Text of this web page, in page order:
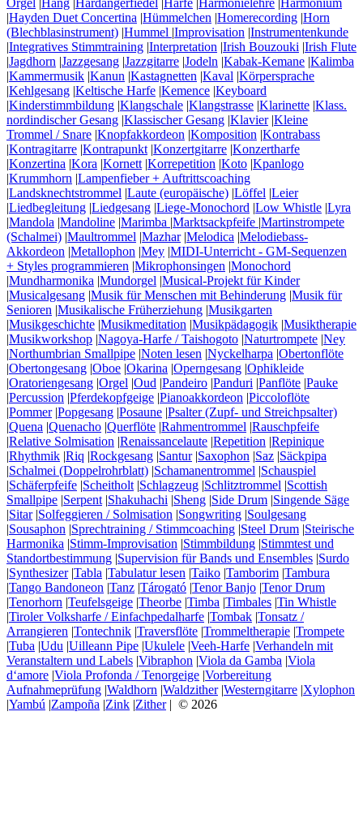
Orgel |Hang |Hardangerfiedel |Harfe |Harmonielehre |Harmonium
|Hayden Duet Concertina |Hümmelchen |Homerecording |Horn
(Blechblasinstrument) |Hummel |Improvisation |Instrumentenkunde
|Integratives Stimmtraining |Interpretation |Irish Bouzouki |Irish Flute
|Jagdhorn |Jazzgesang |Jazzgitarre |Jodeln |Kabak-Kemane |Kalimba
|Kammermusik |Kanun |Kastagnetten |Kaval |Körpersprache
|Kehlgesang |Keltische Harfe |Kemence |Keyboard
|Kinderstimmbildung |Klangschale |Klangstrasse |Klarinette |Klass.
nordindischer Gesang |Klassischer Gesang |Klavier|Kleine
Trommel / Snare |Knopfakkordeon |Komposition |Kontrabass
|Kontragitarre |Kontrapunkt|Konzertgitarre |Konzertharfe
|Konzertina |Kora |Kornett|Korrepetition |Koto |Kpanlogo
|Krummhorn |Lampenfieber + Auftrittscoaching
|Landsknechtstrommel |Laute (europäische) |Löffel |Leier
|Liedbegleitung |Liedgesang |Liege-Monochord |Low Whistle |Lyra
|Mandola |Mandoline |Marimba |Marktsackpfeife |Martinstrompete
(Schalmei) |Maultrommel |Mazhar|Melodica |Melodiebass-
Akkordeon |Metallophon |Mey |MIDI-Unterricht - GM-Sequenzen
+ Styles programmieren |Mikrophonsingen |Monochord
|Mundharmonika |Mundorgel |Musical-Projekt für Kinder
|Musicalgesang |Musik für Menschen mit Behinderung |Musik für
Senioren |Musikalische Früherziehung |Musikgarten
|Musikgeschichte |Musikmeditation |Musikpädagogik |Musiktherapie
|Musikworkshop |Nagoya-Harfe / Taishogoto |Naturtrompete |Ney
|Northumbrian Smallpipe |Noten lesen |Nyckelharpa |Obertonflöte
|Obertongesang |Oboe |Okarina |Operngesang |Ophikleide
|Oratoriengesang |Orgel |Oud |Pandeiro |Panduri |Panflöte |Pauke
|Percussion |Pferdekopfgeige |Pianoakkordeon |Piccoloflöte
|Pommer|Popgesang |Posaune |Psalter (Zupf- und Streichpsalter)
|Quena |Quenacho |Querflöte |Rahmentrommel |Rauschpfeife
|Relative Solmisation |Renaissancelaute |Repetition |Repinique
|Rhythmik |Riq |Rockgesang |Santur|Saxophon |Saz |Säckpipa
|Schalmei (Doppelrohrblatt) |Schamanentrommel |Schauspiel
|Schäferpfeife |Scheitholt|Schlagzeug |Schlitztrommel |Scottish
Smallpipe |Serpent|Shakuhachi |Sheng |Side Drum |Singende Säge
|Sitar|Solfeggieren / Solmisation |Songwriting |Soulgesang
|Sousaphon |Sprechtraining / Stimmcoaching |Steel Drum |Steirische
Harmonika |Stimm-Improvisation |Stimmbildung |Stimmtest und
Standortbestimmung |Supervision für Bands und Ensembles |Surdo
|Synthesizer|Tabla |Tabulatur lesen |Taiko |Tamborim |Tambura
|Tango Bandoneon |Tanz |Tárogató |Tenor Banjo |Tenor Drum
|Tenorhorn |Teufelsgeige |Theorbe |Timba |Timbales |Tin Whistle
|Tiroler Volksharfe / Einfachpedalharfe |Tombak |Tonsatz /
Arrangieren |Tontechnik |Traversflöte |Trommeltherapie |Trompete
|Tuba |Udu |Uilleann Pipe |Ukulele |Veeh-Harfe |Verhandeln mit
Veranstaltern und Labels |Vibraphon |Viola da Gamba |Viola
d‘amore |Viola Profonda / Tenorgeige |Vorbereitung
Aufnahmeprüfung |Waldhorn |Waldzither|Westerngitarre |Xylophon
|Yambú |Zampoña |Zink |Zither| © 2026